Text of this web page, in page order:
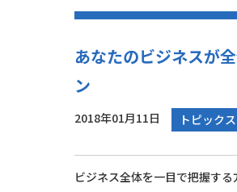
あなたのビジネスが
ン
2018年01月11日 トピックス
ビジネス全体を一目で把握す